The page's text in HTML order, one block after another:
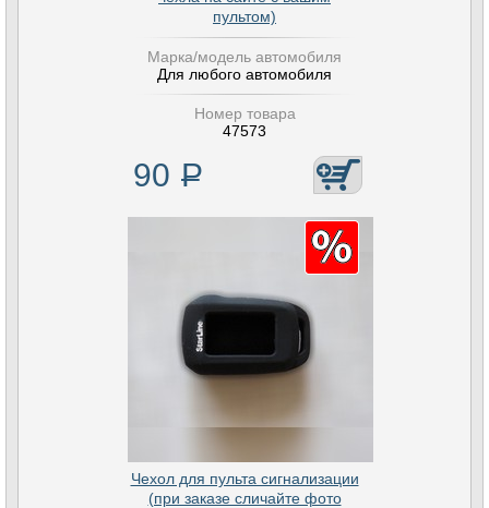
пультом)
Марка/модель автомобиля
Для любого автомобиля
Номер товара
47573
90 Р
Чехол для пульта сигнализации
(при заказе сличайте фото